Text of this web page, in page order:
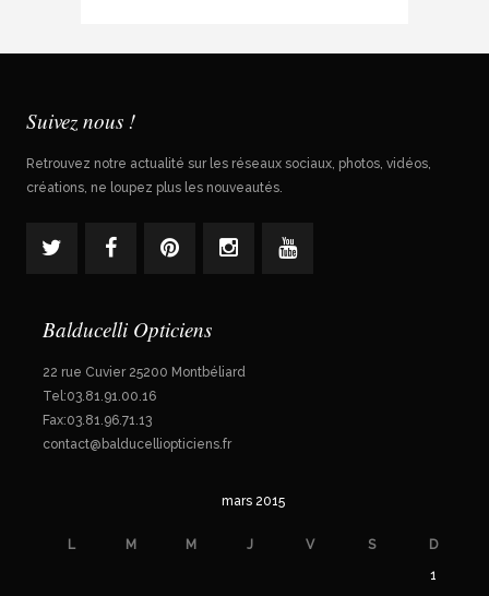
Suivez nous !
Retrouvez notre actualité sur les réseaux sociaux, photos, vidéos,
créations, ne loupez plus les nouveautés.
Balducelli Opticiens
22 rue Cuvier 25200 Montbéliard
Tel:03.81.91.00.16
Fax:03.81.96.71.13
contact@balducelliopticiens.fr
mars 2015
L M M J V S
D
1